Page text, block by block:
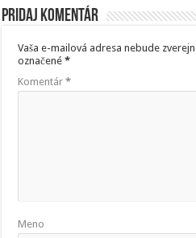
Pridaj komentár
Vaša e-mailová adresa nebude
označené*
Komentár*
Meno